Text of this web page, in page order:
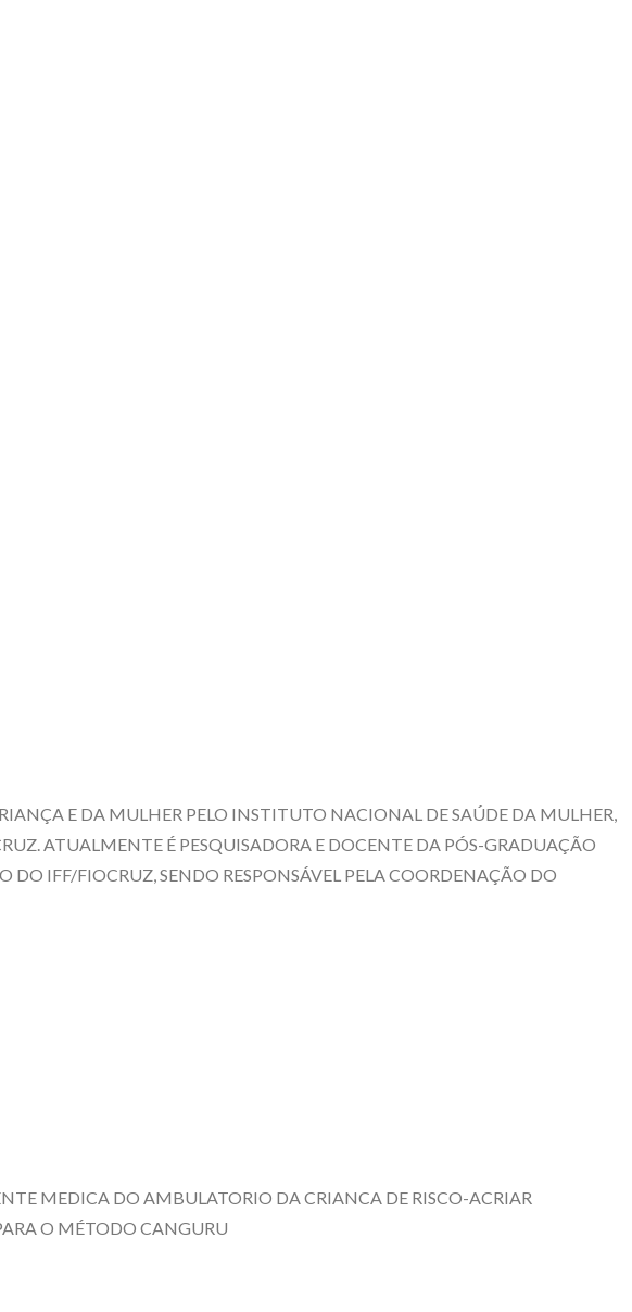
E DA MULHER PELO INSTITUTO NACIONAL DE SAÚDE DA MULHER,
ATUALMENTE É PESQUISADORA E DOCENTE DA PÓS-GRADUAÇÃO
IFF/FIOCRUZ, SENDO RESPONSÁVEL PELA COORDENAÇÃO DO
MEDICA DO AMBULATORIO DA CRIANCA DE RISCO-ACRIAR
O MÉTODO CANGURU